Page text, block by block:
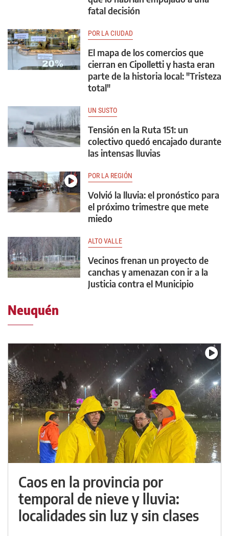
fatal decisión
POR LA CIUDAD
El mapa de los comercios que
cierran en Cipolletti y hasta eran
parte de la historia local: "Tristeza
total"
UN SUSTO
Tensión en la Ruta 151: un
colectivo quedó encajado durante
las intensas lluvias
POR LA REGIÓN
Volvió la lluvia: el pronóstico para
el próximo trimestre que mete
miedo
ALTO VALLE
Vecinos frenan un proyecto de
canchas y amenazan con ir a la
Justicia contra el Municipio
Neuquén
Caos en la provincia por
temporal de nieve y lluvia:
localidades sin luz y sin clases